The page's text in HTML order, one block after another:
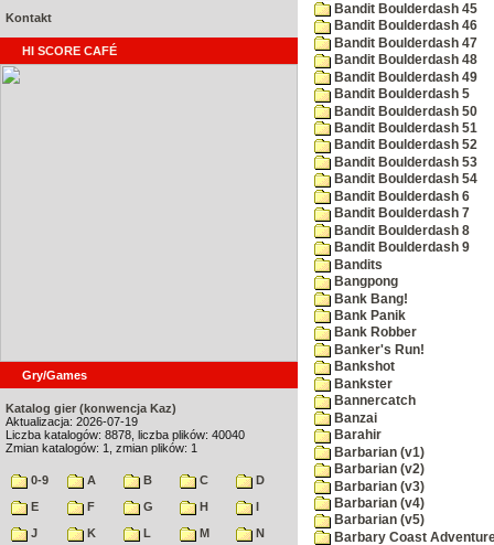
Kontakt
HI SCORE CAFÉ
Gry/Games
Katalog gier (konwencja Kaz)
Aktualizacja: 2026-07-19
Liczba katalogów: 8878, liczba plików: 40040
Zmian katalogów: 1, zmian plików: 1
0-9 A B C
D
E
F G H
I
J
K L M
N
Bandit Boulderdash 45
Bandit Boulderdash 46
Bandit Boulderdash 47
Bandit Boulderdash 48
Bandit Boulderdash 49
Bandit Boulderdash 5
Bandit Boulderdash 50
Bandit Boulderdash 51
Bandit Boulderdash 52
Bandit Boulderdash 53
Bandit Boulderdash 54
Bandit Boulderdash 6
Bandit Boulderdash 7
Bandit Boulderdash 8
Bandit Boulderdash 9
Bandits
Bangpong
Bank Bang!
Bank Panik
Bank Robber
Banker's Run!
Bankshot
Bankster
Bannercatch
Banzai
Barahir
Barbarian (v1)
Barbarian (v2)
Barbarian (v3)
Barbarian (v4)
Barbarian (v5)
Barbary Coast